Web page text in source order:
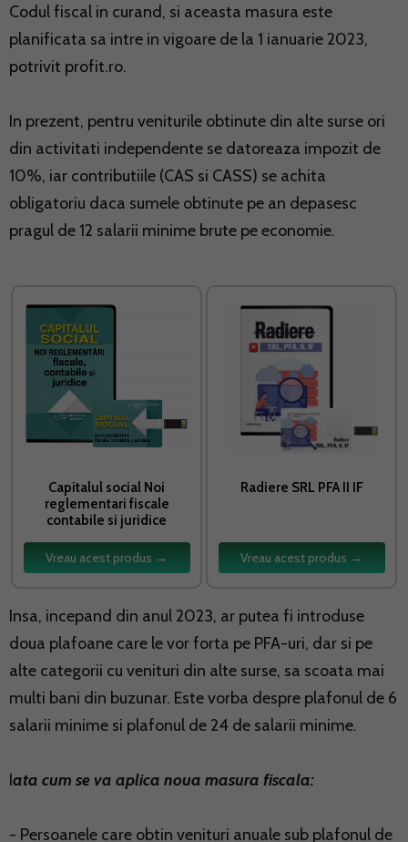
Codul fiscal in curand, si aceasta masura este
planificata sa intre in vigoare de la 1 ianuarie 2023,
potrivit profit.ro.
In prezent, pentru veniturile obtinute din alte surse ori
din activitati independente se datoreaza impozit de
10%, iar contributiile (CAS si CASS) se achita
obligatoriu daca sumele obtinute pe an depasesc
pragul de 12 salarii minime brute pe economie.
Capitalul social Noi
reglementari fiscale
contabile si juridice
Vreau acest produs →
Radiere SRL PFA II IF
Vreau acest produs →
Insa, incepand din anul 2023, ar putea fi introduse
doua plafoane care le vor forta pe PFA-uri, dar si pe
alte categorii cu venituri din alte surse, sa scoata mai
multi bani din buzunar. Este vorba despre plafonul de 6
salarii minime si plafonul de 24 de salarii minime.
Iata cum se va aplica noua masura fiscala:
- Persoanele care obtin venituri anuale sub plafonul de